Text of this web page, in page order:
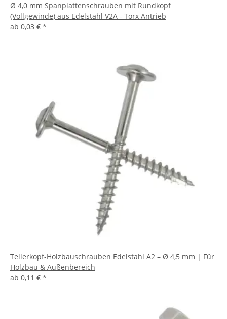
Ø 4,0 mm Spanplattenschrauben mit Rundkopf
(Vollgewinde) aus Edelstahl V2A - Torx Antrieb
ab 0,03 € *
Tellerkopf-Holzbauschrauben Edelstahl A2 – Ø 4,5 mm | Für
Holzbau & Außenbereich
ab 0,11 € *